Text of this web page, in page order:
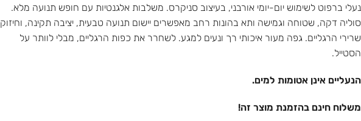
נעלי ברפוט לשימוש יום-יומי אורבני, בעיצוב סניקרס. משלבות אלגנטיות עם חופש תנועה מלא.
סוליה דקה, שטוחה וגמישה ותא בהונות רחב מאפשרים יישום תנועה טבעית, יציבה תקינה, וחיזוק
שרירי הרגליים. גפה מעור איכותי רך ונעים למגע. לשחרר את כפות הרגליים, מבלי לוותר על
הסטייל.
הנעליים אינן אטומות למים.
משלוח חינם בהזמנת מוצר זה!